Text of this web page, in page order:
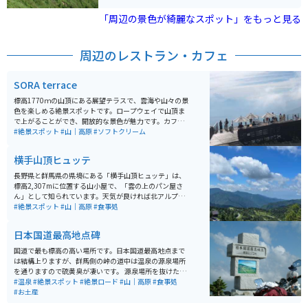
「周辺の景色が綺麗なスポット」をもっと見る
周辺のレストラン・カフェ
SORA terrace
標高1770ｍの山頂にある展望テラスで、雲海や山々の景
色を楽しめる絶景スポットです。ロープウェイで山頂ま
で上がることができ、開放的な景色が魅力です。カフェ
も併設されており、ゆっくり過ごすことができます。 注
#絶景スポット #山｜高原#ソフトクリーム
横手山頂ヒュッテ
長野県と群馬県の県境にある「横手山頂ヒュッテ」は、
標高2,307mに位置する山小屋で、「雲の上のパン屋さ
ん」として知られています。天気が良ければ北アルプス
や富士山、佐渡島まで望むことができ、壮大な360度の
は格別。山頂へはマイカーやバイクの乗り入れができな
いため、「スカイレーター」や「スカイペア」「ロマン
スリフト」（いずれも有料）を利用してアクセスしま
す。体力に自信があれば、「のぞき」付近の駐車場から
徒歩約1時間で登ることも可能です。
#絶景スポット #山｜高原#食事処
日本国道最高地点碑
国道で最も標高の高い場所です。日本国道最高地点まで
は結構上りますが、群馬側の峠の道中は温泉の源泉場所
を通りますので硫黄臭が凄いです。 源泉場所を抜けた先
の景色は絶景です。まるで、もののけ姫の映画の中に入
ったような世界です。ところどころ景色を堪能できるよ
#温泉#絶景スポット #絶景ロード #山｜高原#食事処
#お土産